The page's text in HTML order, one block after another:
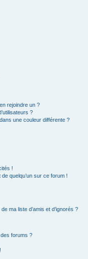
rejoindre un ?
?
une couleur différente ?
!
quelqu’un sur ce forum !
ma liste d’amis et d’ignorés ?
forums ?